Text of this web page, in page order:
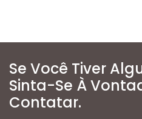
Se Você Tiver
Sinta-Se À
Contatar.